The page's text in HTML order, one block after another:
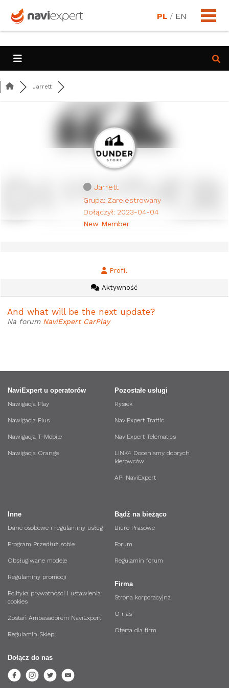
PL / EN
Jarrett
Jarrett
Grupa: Zarejestrowany
Dołączył: 2023-04-04
New Member
Profil
Aktywność
And what will be the next update?
Na forum NaviExpert CarPlay
NaviExpert u operatorów
Nawigacja Play
Nawigacja Plus
Nawigacja T-Mobile
Nawigacja Orange
Pozostałe usługi
Rysiek
NaviExpert Traffic
NaviExpert Telematics
LINK4 Doceniamy dobrych
kierowców
API NaviExpert
Bądź na bieżąco
Biuro Prasowe
Forum
Regulamin forum
Firma
Strona korporacyjna
O nas
Oferta dla firm
Inne
Dane osobowe i regulaminy usług
Program Przedłuż sobie
Obsługiwane modele
Regulaminy promocji
Polityka prywatności i ustawienia
cookies
Zostań Ambasadorem NaviExpert
Regulamin Sklepu
Dołącz do nas